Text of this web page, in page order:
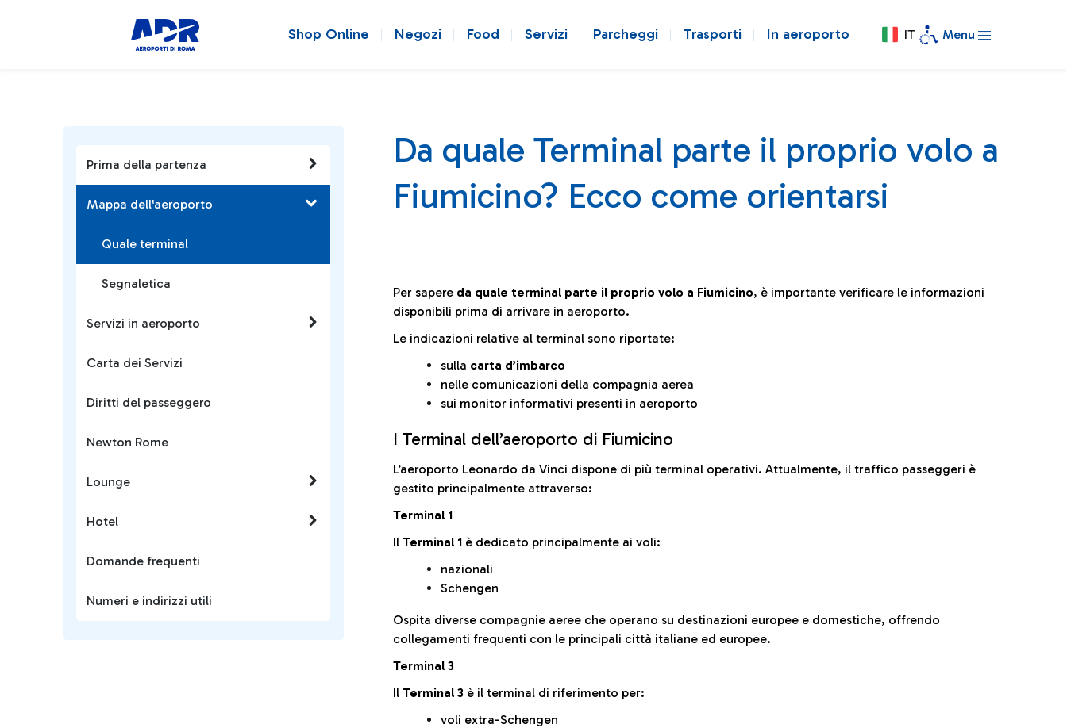
Shop Online Negozi Food Servizi Parcheggi Trasporti In aeroporto IT Menu
Prima della partenza
Mappa dell'aeroporto
Quale terminal
Segnaletica
Servizi in aeroporto
Carta dei Servizi
Diritti del passeggero
Newton Rome
Lounge
Hotel
Domande frequenti
Numeri e indirizzi utili
Da quale Terminal parte il proprio volo a
Fiumicino? Ecco come orientarsi
Per sapere da quale terminal parte il proprio volo a Fiumicino, è importante verificare le informazioni
disponibili prima di arrivare in aeroporto.
Le indicazioni relative al terminal sono riportate:
sulla carta d’imbarco
nelle comunicazioni della compagnia aerea
sui monitor informativi presenti in aeroporto
I Terminal dell’aeroporto di Fiumicino
L’aeroporto Leonardo da Vinci dispone di più terminal operativi. Attualmente, il traffico passeggeri è
gestito principalmente attraverso:
Terminal 1
Il Terminal 1 è dedicato principalmente ai voli:
nazionali
Schengen
Ospita diverse compagnie aeree che operano su destinazioni europee e domestiche, offrendo
collegamenti frequenti con le principali città italiane ed europee.
Terminal 3
Il Terminal 3 è il terminal di riferimento per:
voli extra-Schengen